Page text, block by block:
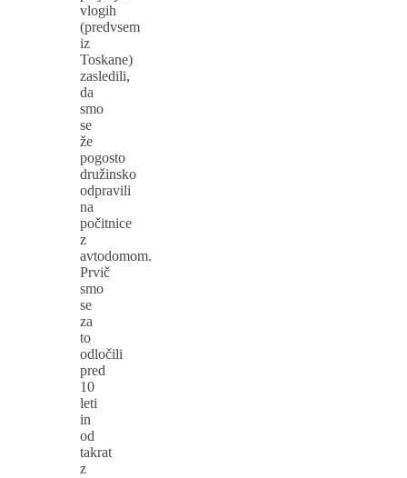
vlogih
(predvsem
iz
Toskane)
zasledili,
da
smo
se
že
pogosto
družinsko
odpravili
na
počitnice
z
avtodomom.
Prvič
smo
se
za
to
odločili
pred
10
leti
in
od
takrat
z